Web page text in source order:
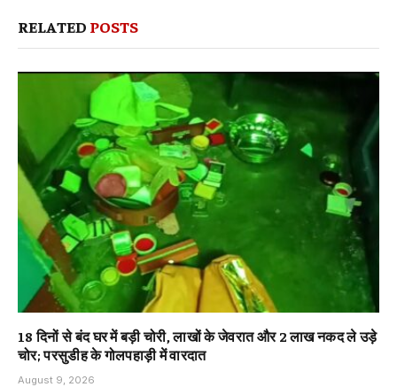
RELATED POSTS
18 दिनों से बंद घर में बड़ी चोरी, लाखों के जेवरात और 2 लाख नकद ले उड़े
चोर; परसुडीह के गोलपहाड़ी में वारदात
August 9, 2026